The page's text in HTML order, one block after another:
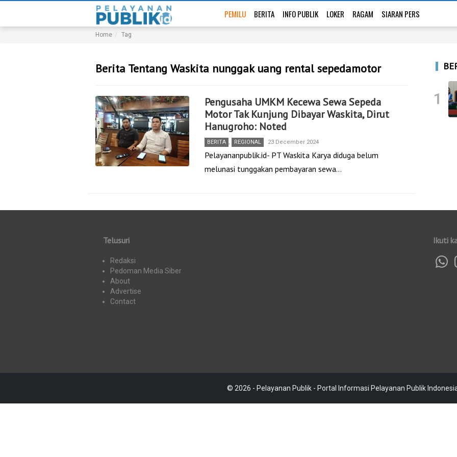
PEMILU BERITA INFO PUBLIK LOKER RAGAM SIARAN PERS
Home Tag
Berita Tentang Waskita nunggak uang rental sepedamotor
Pengusaha UMKM Kecewa Sewa Sepeda
Motor Tak Kunjung Dibayar Waskita, Dirut
Hanugroho: Noted
BERITA , REGIONAL 23 December 2024
Pelayananpublik.id- PT Waskita Karya diduga belum
melunasi tunggakan pembayaran sewa…
1
Telusuri
Redaksi
Pedoman Media Siber
About
Advertise
Contact
Ikuti
© 2026 - Pelayanan Publik - Portal Informasi Pelayanan Publik